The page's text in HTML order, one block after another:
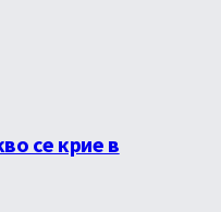
се крие в